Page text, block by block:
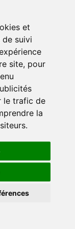
et
suivi
site, pour
le trafic de
la